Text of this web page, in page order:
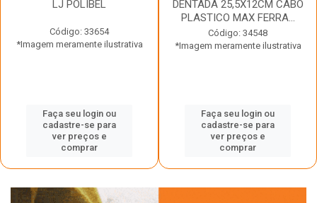
LJ POLIBEL
Código: 33654
*Imagem meramente ilustrativa
Faça seu login ou
cadastre-se para
ver preços e
comprar
DENTADA 25,5X12CM CABO
PLASTICO MAX FERRA...
Código: 34548
*Imagem meramente ilustrativa
Faça seu login ou
cadastre-se para
ver preços e
comprar